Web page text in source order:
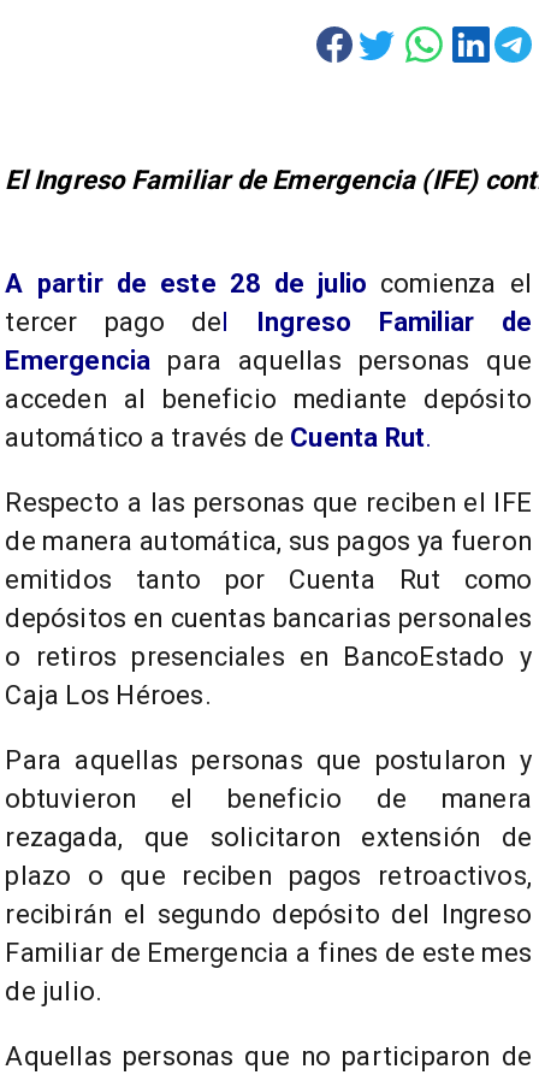
El Ingreso Familiar de Emergencia (IFE)
A partir de este 28 de julio comienza el
tercer pago del Ingreso Familiar de
Emergencia para aquellas personas que
acceden al beneficio mediante depósito
automático a través de Cuenta Rut.
Respecto a las personas que reciben el IFE
de manera automática, sus pagos ya fueron
emitidos tanto por Cuenta Rut como
depósitos en cuentas bancarias personales
o retiros presenciales en BancoEstado y
Caja Los Héroes.
Para aquellas personas que postularon y
obtuvieron el beneficio de manera
rezagada, que solicitaron extensión de
plazo o que reciben pagos retroactivos,
recibirán el segundo depósito del Ingreso
Familiar de Emergencia a fines de este mes
de julio.
Aquellas personas que no participaron de